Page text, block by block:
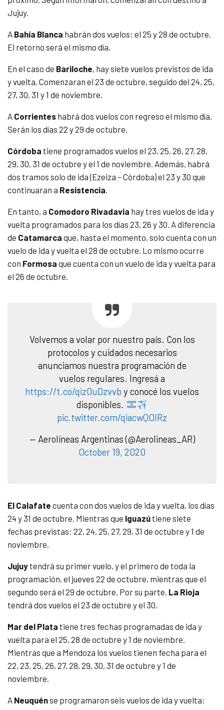
Jujuy.
A Bahía Blanca habrán dos vuelos: el 25 y 28 de octubre.
El retorno será el mismo día.
En el caso de Bariloche, hay siete vuelos previstos de ida
y vuelta. Comenzaran el 23 de octubre, seguido del 24, 25,
27, 30, 31 y 1 de noviembre.
A Corrientes habrá dos vuelos con regreso el mismo día.
Serán los días 22 y 29 de octubre.
Córdoba tiene programados vuelos el 23, 25, 26, 27, 28,
29, 30, 31 de octubre y el 1 de noviembre. Además, habrá
dos tramos solo de ida (Ezeiza – Córdoba) el 23 y 30 que
continuaran a Resistencia.
En tanto, a Comodoro Rivadavia hay tres vuelos de ida y
vuelta programados para los días 23, 26 y 30. A diferencia
de Catamarca que, hasta el momento, solo cuenta con un
vuelo de ida y vuelta el 28 de octubre. Lo mismo ocurre
con Formosa que cuenta con un vuelo de ida y vuelta para
el 26 de octubre.
Volvemos a volar por nuestro país. Con los
protocolos y cuidados necesarios
anunciamos nuestra programación de
vuelos regulares. Ingresá a
https://t.co/qiz0uDzvvb y conocé los vuelos
disponibles.
pic.twitter.com/qiacwQOlRz
— Aerolíneas Argentinas (@Aerolineas_AR)
October 19, 2020
El Calafate cuenta con dos vuelos de ida y vuelta, los días
24 y 31 de octubre. Mientras que Iguazú tiene siete
fechas previstas: 22, 24, 25, 27, 29, 31 de octubre y 1 de
noviembre.
Jujuy tendrá su primer vuelo, y el primero de toda la
programación, el jueves 22 de octubre, mientras que el
segundo será el 29 de octubre. Por su parte, La Rioja
tendrá dos vuelos el 23 de octubre y el 30.
Mar del Plata tiene tres fechas programadas de ida y
vuelta para el 25, 28 de octubre y 1 de noviembre.
Mientras que a Mendoza los vuelos tienen fecha para el
22, 23, 25, 26, 27, 28, 29, 30, 31 de octubre y 1 de
noviembre.
A Neuquénse programaron seis vuelos de ida y vuelta: